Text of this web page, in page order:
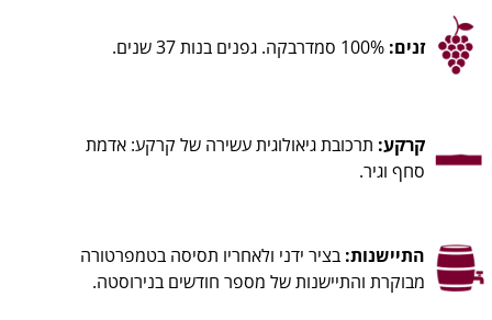
זנים:
קרקע: תרכובת גיאולוגית עשירה של קרקע: אדמת
סחף וגיר.
התיישנות: בציר ידני ולאחריו תסיסה בטמפרטורה
מבוקרת והתיישנות של מספר חודשים בנירוסטה.